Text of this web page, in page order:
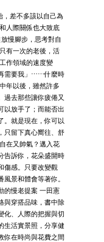
，差不多該以自己為
人際關係也大致底
慢腳步，思考對自
有一次的老後，活
作領域的速度變
需要我」⋯⋯什麼時
年以後，雖然許多
過去那些讓你疲倦又
以放手了；而能否出
。就是現在，你可以
只留下真心嚮往、舒
在又帥氣？邁入花
告訴你，花朵盛開時
傷感。只要改變觀
景和體會等著你。
的慢老提案 一田憲
與穿搭品味，書中除
化、人際的把握與切
生活實景照，分享健
你在時尚與花費之間